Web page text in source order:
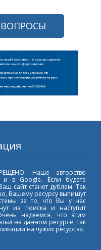
ВОПРОСЫ
Наше авторство
и в Google. Если будете
сайт станет дублем. Так
Вашему ресурсу выпишут
за то, что Вы у нас
из поиска и наступит
надеемся, что этим
на данном ресурсе, так
на чужих ресурсах.